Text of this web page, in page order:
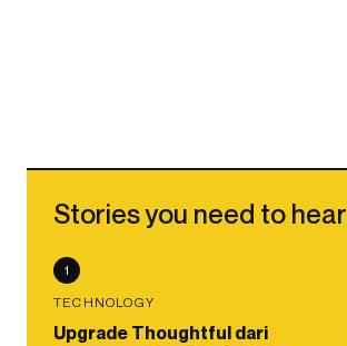
Stories you need to hear
1
TECHNOLOGY
Upgrade Thoughtful dari